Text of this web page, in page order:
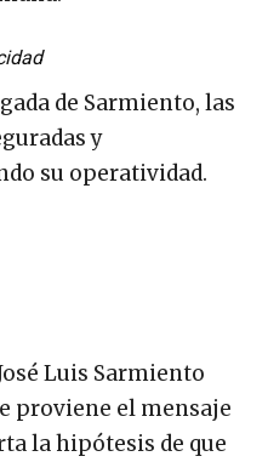
de Sarmiento, las
y
su operatividad.
Luis Sarmiento
proviene el mensaje
la hipótesis de que